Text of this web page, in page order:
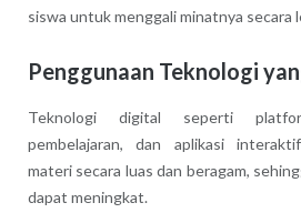
siswa untuk menggali minatnya secara
Penggunaan Teknologi
Teknologi digital seperti
pembelajaran, dan aplikasi
materi secara luas dan beragam,
dapat meningkat.